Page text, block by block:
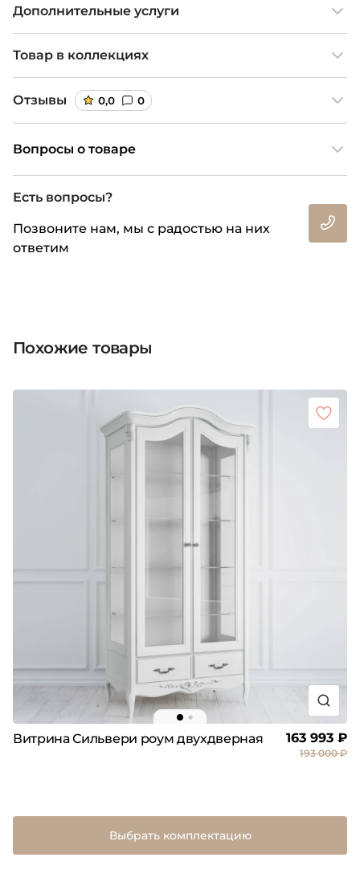
Дополнительные услуги
Товар в коллекциях
Отзывы 0,0 0
Вопросы о товаре
Есть вопросы?
Позвоните нам, мы с радостью на них
ответим
Похожие товары
Витрина Сильвери роум двухдверная 163 993 ₽
193 000 ₽
Выбрать комплектацию